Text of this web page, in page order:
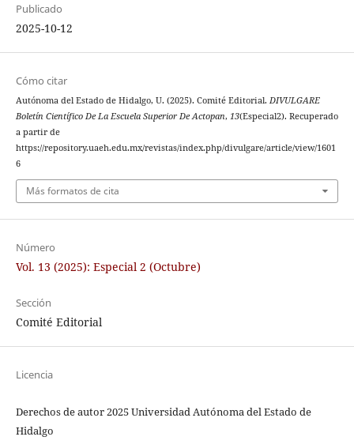
Publicado
2025-10-12
Cómo citar
Autónoma del Estado de Hidalgo, U. (2025). Comité Editorial. DIVULGARE
Boletín Científico De La Escuela Superior De Actopan, 13(Especial2). Recuperado
a partir de
https://repository.uaeh.edu.mx/revistas/index.php/divulgare/article/view/1601
6
Más formatos de cita
Número
Vol. 13 (2025): Especial 2 (Octubre)
Sección
Comité Editorial
Licencia
Derechos de autor 2025 Universidad Autónoma del Estado de
Hidalgo